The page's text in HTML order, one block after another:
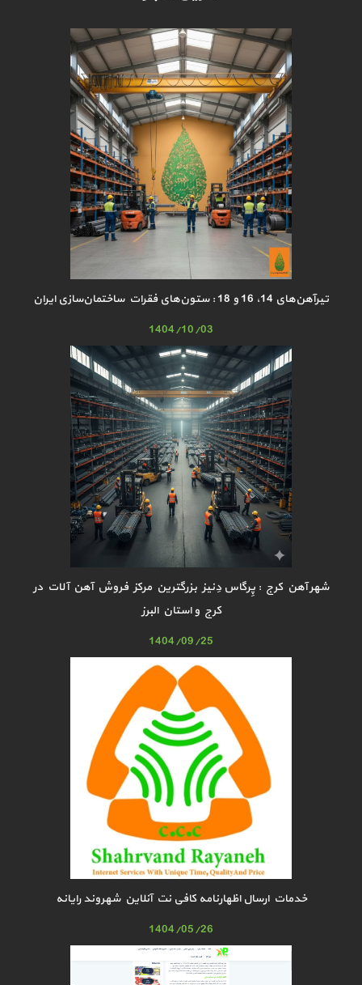
تیرآهن‌های 14، 16 و 18 : ستون‌های فقرات ساختمان‌سازی ایران
1404/10/03
شهر آهن کرج : پِرگاس دِنیز بزرگترین مرکز فروش آهن آلات در
کرج و استان البرز
1404/09/25
خدمات ارسال اظهارنامه کافی نت آنلاین شهروند رایانه
1404/05/26